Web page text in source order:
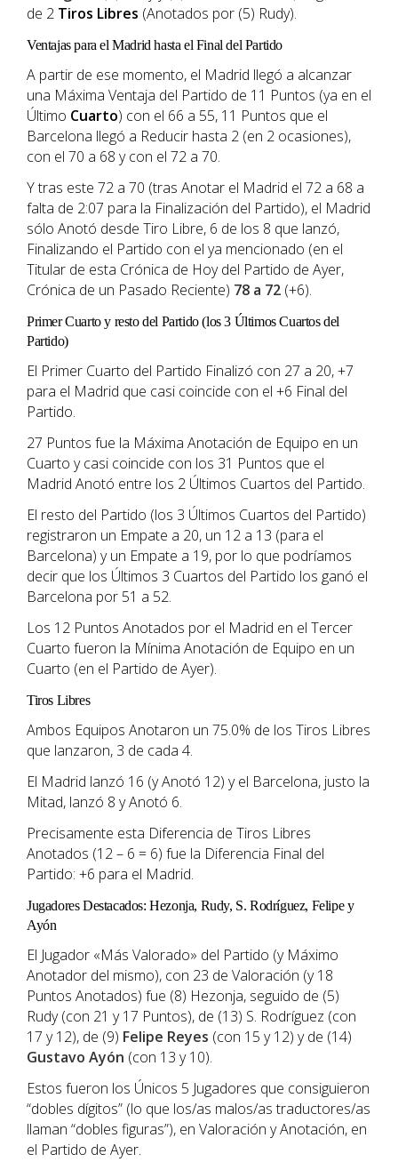
de 2 Tiros Libres (Anotados por (5) Rudy).
Ventajas para el Madrid hasta el Final del Partido
A partir de ese momento, el Madrid llegó a alcanzar
una Máxima Ventaja del Partido de 11 Puntos (ya en el
Último Cuarto) con el 66 a 55, 11 Puntos que el
Barcelona llegó a Reducir hasta 2 (en 2 ocasiones),
con el 70 a 68 y con el 72 a 70.
Y tras este 72 a 70 (tras Anotar el Madrid el 72 a 68 a
falta de 2:07 para la Finalización del Partido), el Madrid
sólo Anotó desde Tiro Libre, 6 de los 8 que lanzó,
Finalizando el Partido con el ya mencionado (en el
Titular de esta Crónica de Hoy del Partido de Ayer,
Crónica de un Pasado Reciente) 78 a 72 (+6).
Primer Cuarto y resto del Partido (los 3 Últimos Cuartos del
Partido)
El Primer Cuarto del Partido Finalizó con 27 a 20, +7
para el Madrid que casi coincide con el +6 Final del
Partido.
27 Puntos fue la Máxima Anotación de Equipo en un
Cuarto y casi coincide con los 31 Puntos que el
Madrid Anotó entre los 2 Últimos Cuartos del Partido.
El resto del Partido (los 3 Últimos Cuartos del Partido)
registraron un Empate a 20, un 12 a 13 (para el
Barcelona) y un Empate a 19, por lo que podríamos
decir que los Últimos 3 Cuartos del Partido los ganó el
Barcelona por 51 a 52.
Los 12 Puntos Anotados por el Madrid en el Tercer
Cuarto fueron la Mínima Anotación de Equipo en un
Cuarto (en el Partido de Ayer).
Tiros Libres
Ambos Equipos Anotaron un 75.0% de los Tiros Libres
que lanzaron, 3 de cada 4.
El Madrid lanzó 16 (y Anotó 12) y el Barcelona, justo la
Mitad, lanzó 8 y Anotó 6.
Precisamente esta Diferencia de Tiros Libres
Anotados (12 – 6 = 6) fue la Diferencia Final del
Partido: +6 para el Madrid.
Jugadores Destacados: Hezonja, Rudy, S. Rodríguez, Felipe y
Ayón
El Jugador «Más Valorado» del Partido (y Máximo
Anotador del mismo), con 23 de Valoración (y 18
Puntos Anotados) fue (8) Hezonja, seguido de (5)
Rudy (con 21 y 17 Puntos), de (13) S. Rodríguez (con
17 y 12), de (9) Felipe Reyes (con 15 y 12) y de (14)
Gustavo Ayón (con 13 y 10).
Estos fueron los Únicos 5 Jugadores que consiguieron
“dobles dígitos” (lo que los/as malos/as traductores/as
llaman “dobles figuras”), en Valoración y Anotación, en
el Partido de Ayer.